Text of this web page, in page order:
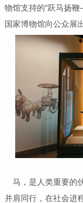
物馆支持的“跃马扬
国家博物馆向公众展
马，是人类重要的
并肩同行，在社会进